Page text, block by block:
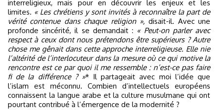
interreligieux, mais pour en découvrir les enjeux et les
limites. « Les chrétiens y sont invités à reconnaître la part de
vérité contenue dans chaque religion », disait-il. Avec une
profonde sincérité, il se demandait : « Peut-on parler avec
respect à ceux dont nous prétendons être supérieurs ? Autre
chose me gênait dans cette approche interreligieuse. Elle nie
l’altérité de l’interlocuteur dans la mesure où ce qui motive la
rencontre est ce par quoi il me ressemble : n’est-ce pas faire
fi de la différence ? »* Il partageait avec moi l’idée que
l’islam est méconnu. Combien d’intellectuels européens
connaissent la langue arabe et la culture musulmane qui ont
pourtant contribué à l’émergence de la modernité ?